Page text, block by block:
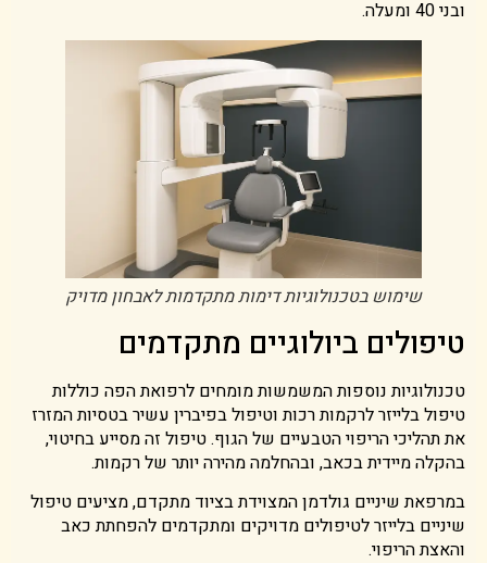
ובני 40 ומעלה.
שימוש בטכנולוגיות דימות מתקדמות לאבחון מדויק
טיפולים ביולוגיים מתקדמים
טכנולוגיות נוספות המשמשות מומחים לרפואת הפה כוללות
טיפול בלייזר לרקמות רכות וטיפול בפיברין עשיר בטסיות המזרז
את תהליכי הריפוי הטבעיים של הגוף. טיפול זה מסייע בחיטוי,
בהקלה מיידית בכאב, ובהחלמה מהירה יותר של רקמות.
במרפאת שיניים גולדמן המצוידת בציוד מתקדם, מציעים טיפול
שיניים בלייזר לטיפולים מדויקים ומתקדמים להפחתת כאב
והאצת הריפוי.